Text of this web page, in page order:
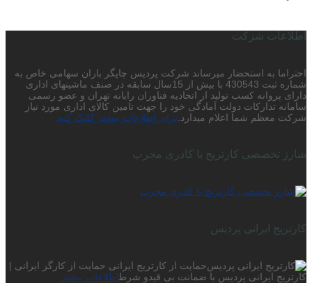
اطلاعات شرکت
احتراما به استحضار میرساند شرکت پردیس چاپگر باران سهامی خاص به
شماره ثبت 430543 با بیش از 15سال سابقه در صنف ماشینهای اداری
دارای پروانه کسب تولید از اتحادیه فناوران رایانه تهران و عضو رسمی
سامانه تدارکات دولت آمادگی خود را جهت تامین کالای اداری مورد نیاز
شرکت معظم شما اعلام میدارد. برای اطلاعات بیشتر کلیک کنید
شارژ تخصصی کارتریج با کادری مجرب
کارتریج ایرانی پردیس
حمایت از کارتریج ایرانی حمایت از کارگر ایرانی |
کارتریج ایرانی پردیس با ضمانت بی قیدو شرطاطلاعات بیشتر